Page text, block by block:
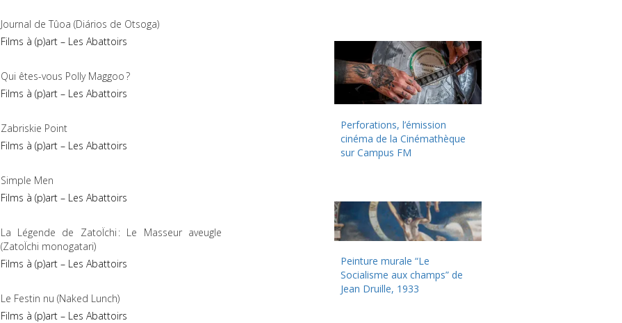
Journal de Tûoa (Diários de Otsoga)
Films à (p)art – Les Abattoirs
Qui êtes-vous Polly Maggoo ?
Films à (p)art – Les Abattoirs
Zabriskie Point
Films à (p)art – Les Abattoirs
Simple Men
Films à (p)art – Les Abattoirs
La Légende de ZatoÏchi : Le Masseur aveugle
(ZatoÏchi monogatari)
Films à (p)art – Les Abattoirs
Le Festin nu (Naked Lunch)
Films à (p)art – Les Abattoirs
Perforations, l’émission
cinéma de la Cinémathèque
sur Campus FM
Peinture murale “Le
Socialisme aux champs” de
Jean Druille, 1933